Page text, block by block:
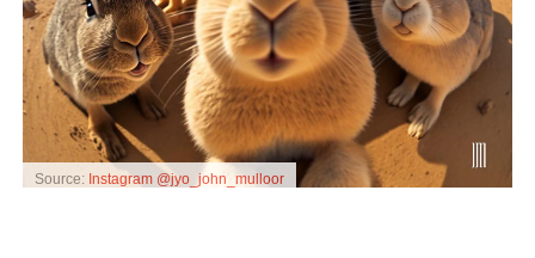
Source: Instagram @jyo_john_mulloor